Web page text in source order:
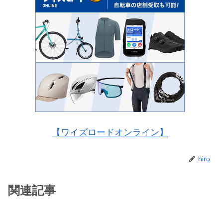
【ワイズロードオンライン】
hiro
関連記事